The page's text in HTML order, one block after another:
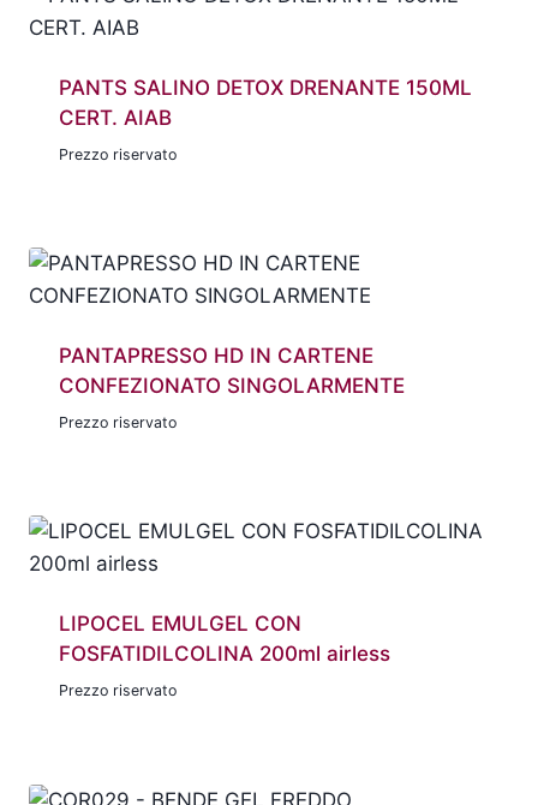
PANTS SALINO DETOX DRENANTE 150ML
CERT. AIAB
Prezzo riservato
PANTAPRESSO HD IN CARTENE
CONFEZIONATO SINGOLARMENTE
Prezzo riservato
LIPOCEL EMULGEL CON
FOSFATIDILCOLINA 200ml airless
Prezzo riservato